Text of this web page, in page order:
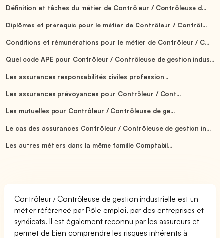
Définition et tâches du métier de Contrôleur / Contrôleuse d...
Diplômes et prérequis pour le métier de Contrôleur / Contrôl...
Conditions et rémunérations pour le métier de Contrôleur / C...
Quel code APE pour Contrôleur / Contrôleuse de gestion indus...
Les assurances responsabilités civiles profession...
Les assurances prévoyances pour Contrôleur / Cont...
Les mutuelles pour Contrôleur / Contrôleuse de ge...
Le cas des assurances Contrôleur / Contrôleuse de gestion in...
Les autres métiers dans la même famille Comptabil...
Contrôleur / Contrôleuse de gestion industrielle est un
métier référencé par Pôle emploi, par des entreprises et
syndicats. Il est également reconnu par les assureurs et
permet de bien comprendre les risques inhérents à